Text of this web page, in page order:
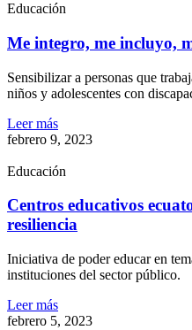
Educación
Me integro, me incluyo,
Sensibilizar a personas que
niños y adolescentes con
Leer más
febrero 9, 2023
Educación
Centros educativos
resiliencia
Iniciativa de poder educar en
instituciones del sector público.
Leer más
febrero 5, 2023